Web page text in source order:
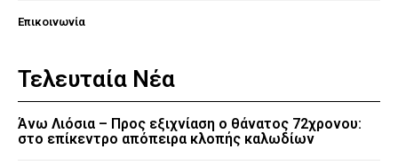
Επικοινωνία
Τελευταία Νέα
Άνω Λιόσια – Προς εξιχνίαση ο θάνατος 72χρονου:
στο επίκεντρο απόπειρα κλοπής καλωδίων